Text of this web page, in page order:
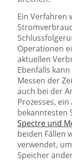
Ein Verfahren
Operationen
aktuellen
Ebenfalls
Messen der
auch bei der
Prozesses,
bekanntesten
Spectre und
beiden Fällen
verwendet,
Speicher